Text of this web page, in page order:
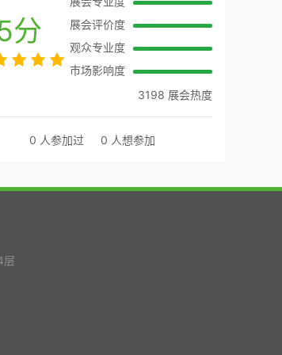
分
展会评价度
观众专业度
市场影响度
3198 展会热度
0 人参加过 0 人想参加
层